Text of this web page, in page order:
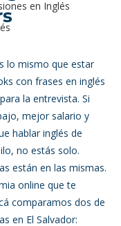
en Inglés
5 estrellas.
lo mismo que estar
con frases en inglés
la entrevista. Si
mejor salario y
hablar inglés de
no estás solo.
están en las mismas.
online que te
comparamos dos de
en El Salvador: